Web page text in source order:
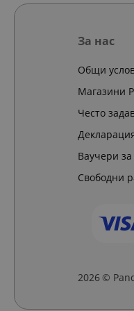
За нас
Общи
Магазини
Често
Ваучери
Свободни
2026 ©